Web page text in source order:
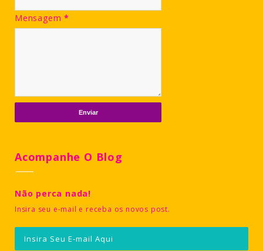
Mensagem*
Acompanhe O Blog
Não perca nada!
Insira seu e-mail e receba os novos post.